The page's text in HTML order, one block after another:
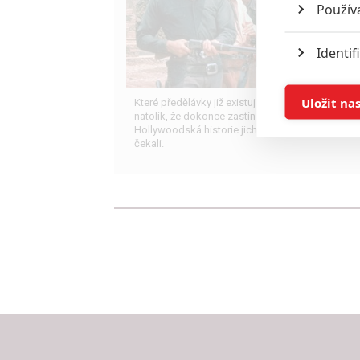
Které předělávky již existujících filmů se povedly
natolik, že dokonce zastínily originál?
Hollywoodská historie jich ukrývá víc, než byste
čekali.
služeb
Uložit